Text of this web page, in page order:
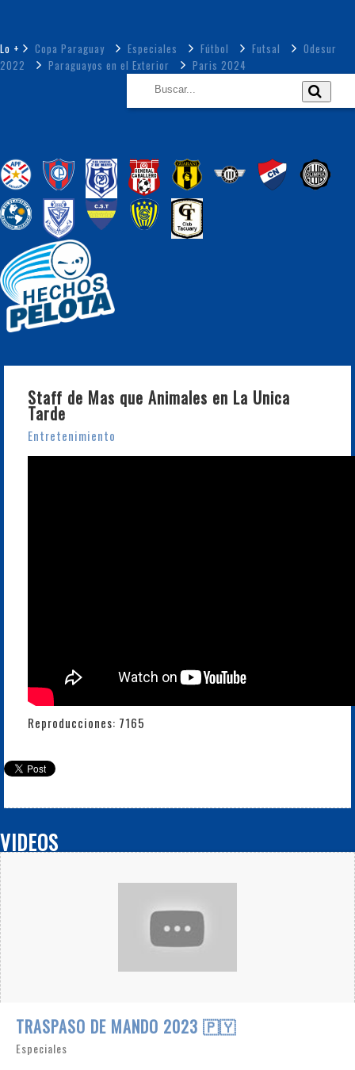
Lo + Copa Paraguay Especiales Fútbol Futsal
Odesur
2022
Paraguayos en el Exterior Paris 2024
Staff de Mas que Animales en La Unica
Tarde
Entretenimiento
Reproducciones: 7165
VIDEOS
TRASPASO DE MANDO 2023 🇵🇾
Especiales